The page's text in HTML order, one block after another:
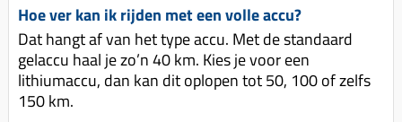
Hoe ver kan ik rijden met een volle accu?
Dat hangt af van het type accu. Met de standaard
gelaccu haal je zo’n 40 km. Kies je voor een
lithiumaccu, dan kan dit oplopen tot 50, 100 of zelfs
150 km.